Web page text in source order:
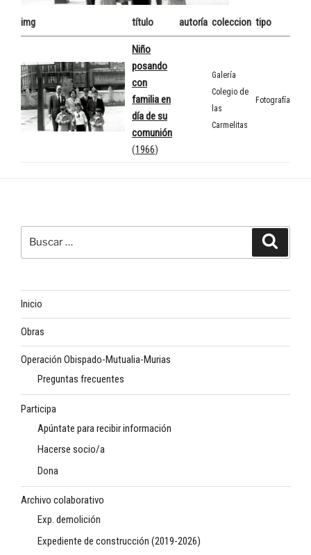
img título autoría coleccion tipo
Niño
posando
con
familia en
día de su
comunión
(1966)
Galería
Colegio de
las
Carmelitas
Fotografía
Inicio
Obras
Operación Obispado-Mutualia-Murias
Preguntas frecuentes
Participa
Apúntate para recibir información
Hacerse socio/a
Dona
Archivo colaborativo
Exp. demolición
Expediente de construcción (2019-2026)